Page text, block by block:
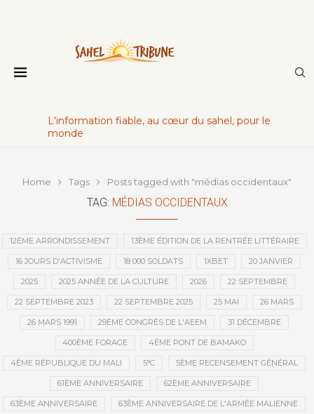
L'information fiable, au cœur du sahel, pour le
monde
Home Tags Posts tagged with "médias occidentaux"
TAG: MÉDIAS OCCIDENTAUX
12ÈME ARRONDISSEMENT 13ÈME ÉDITION DE LA RENTRÉE LITTÉRAIRE
16 JOURS D'ACTIVISME 18 000 SOLDATS 1XBET 20 JANVIER
2025 2025 ANNÉE DE LA CULTURE 2026 22 SEPTEMBRE
22 SEPTEMBRE 2023 22 SEPTEMBRE 2025 25 MAI 26 MARS
26 MARS 1991 29ÈME CONGRÈS DE L'AEEM 31 DÉCEMBRE
400ÈME FORAGE 4ÈME PONT DE BAMAKO
4ÈME RÉPUBLIQUE DU MALI 5°C 5ÈME RECENSEMENT GÉNÉRAL
61ÈME ANNIVERSAIRE 62ÈME ANNIVERSAIRE
63ÈME ANNIVERSAIRE 63ÈME ANNIVERSAIRE DE L'ARMÉE MALIENNE